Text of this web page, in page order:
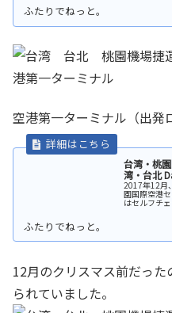
空港第一ターミナル（出発
台湾・桃
湾・台北
2017年12月
園国際空港
はセルフチ
12月のクリスマス前だっ
られていました。